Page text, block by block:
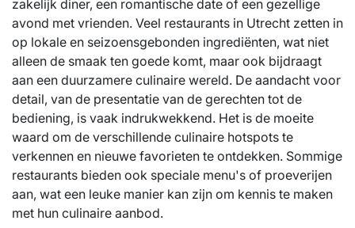
zakelijk diner, een romantische date of een gezellige
avond met vrienden. Veel restaurants in Utrecht zetten in
op lokale en seizoensgebonden ingrediënten, wat niet
alleen de smaak ten goede komt, maar ook bijdraagt
aan een duurzamere culinaire wereld. De aandacht voor
detail, van de presentatie van de gerechten tot de
bediening, is vaak indrukwekkend. Het is de moeite
waard om de verschillende culinaire hotspots te
verkennen en nieuwe favorieten te ontdekken. Sommige
restaurants bieden ook speciale menu's of proeverijen
aan, wat een leuke manier kan zijn om kennis te maken
met hun culinaire aanbod.